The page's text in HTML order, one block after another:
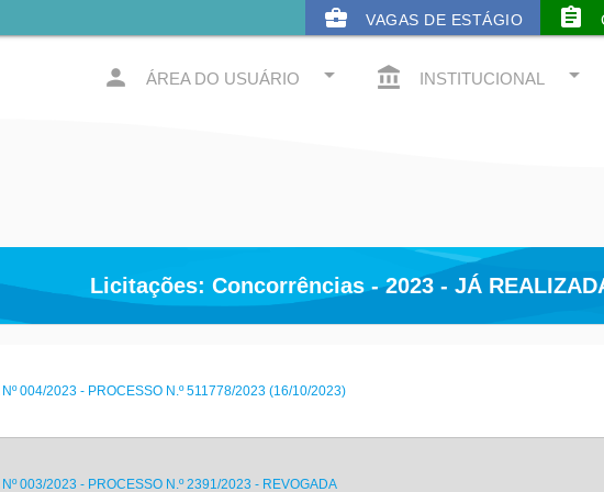
assignment
business_center VAGAS DE ESTÁGIO
person ÁREA DO USUÁRIO arrow_drop_down account_balance INSTITUCIONAL arrow_drop_down
Licitações: Concorrências - 2023 - JÁ
004/2023 - PROCESSO N.º 511778/2023 (16/10/2023)
003/2023 - PROCESSO N.º 2391/2023 - REVOGADA